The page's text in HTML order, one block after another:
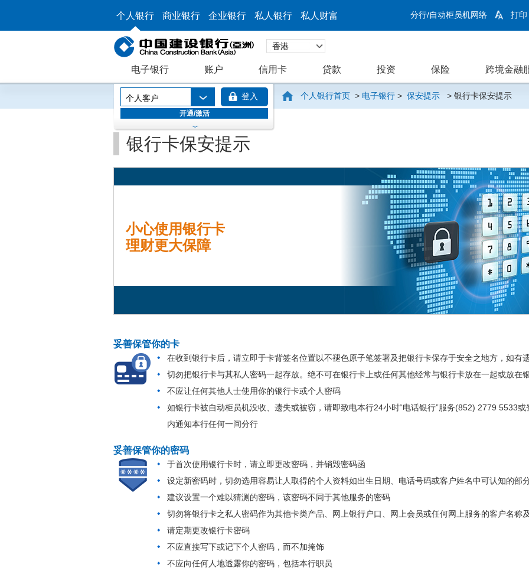
个人银行 商业银行 企业银行 私人银行 私人财富 分行/自动柜员机网络 打印
电子银行 账户 信用卡 贷款 投资 保险 跨境金融
个人客户 登入
开通/激活
个人银行首页 > 电子银行 > 保安提示 > 银行卡保安提示
银行卡保安提示
小心使用银行卡
理财更大保障
妥善保管你的卡
在收到银行卡后，请立即于卡背签名位置以不褪色原子笔签署及把银行卡保存于安全之地方，如有
切勿把银行卡与其私人密码一起存放。绝不可在银行卡上或任何其他经常与银行卡放在一起或放在
不应让任何其他人士使用你的银行卡或个人密码
如银行卡被自动柜员机没收、遗失或被窃，请即致电本行24小时“电话银行”服务(852) 2779 5533
内通知本行任何一间分行
妥善保管你的密码
于首次使用银行卡时，请立即更改密码，并销毁密码函
设定新密码时，切勿选用容易让人取得的个人资料如出生日期、电话号码或客户姓名中可认知的部
建议设置一个难以猜测的密码，该密码不同于其他服务的密码
切勿将银行卡之私人密码作为其他卡类产品、网上银行户口、网上会员或任何网上服务的客户名称
请定期更改银行卡密码
不应直接写下或记下个人密码，而不加掩饰
不应向任何人地透露你的密码，包括本行职员